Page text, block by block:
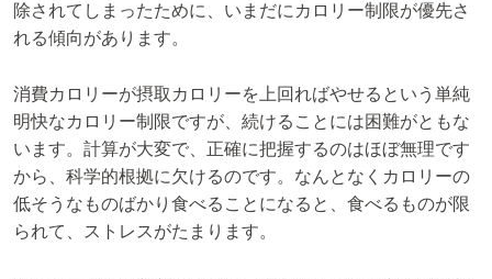
除されてしまったために、いまだにカロリー制限が優先さ
れる傾向があります。
消費カロリーが摂取カロリーを上回ればやせるという単純
明快なカロリー制限ですが、続けることには困難がともな
います。計算が大変で、正確に把握するのはほぼ無理です
から、科学的根拠に欠けるのです。なんとなくカロリーの
低そうなものばかり食べることになると、食べるものが限
られて、ストレスがたまります。